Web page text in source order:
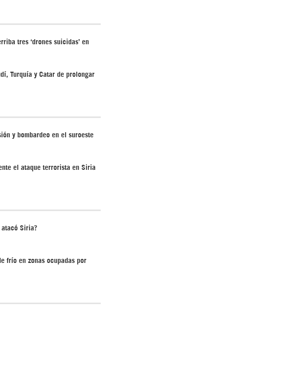
tres ‘drones suicidas’ en
Turquía y Catar de prolongar
y bombardeo en el suroeste
el ataque terrorista en Siria
atacó Siria?
frío en zonas ocupadas por